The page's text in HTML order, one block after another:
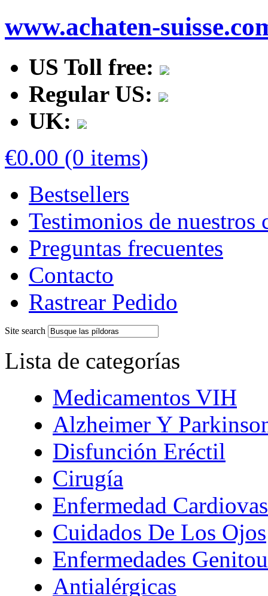
www.achaten-
US Toll free:
Regular US:
UK:
€0.00 (0 items)
Bestsellers
Testimonios de nuestros
Preguntas frecuentes
Contacto
Rastrear Pedido
Site search
Lista de categorías
Medicamentos VIH
Alzheimer Y
Disfunción Eréctil
Cirugía
Enfermedad
Cuidados De Los Ojos
Enfermedades
Antialérgicas